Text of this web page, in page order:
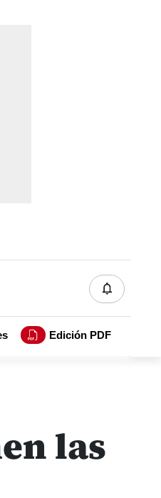
Edición PDF
las